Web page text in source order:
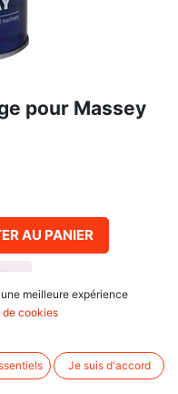
pour Massey
AU PANIER
d'origine 3933376M7.
meilleure expérience
de cookies
Je suis d'accord